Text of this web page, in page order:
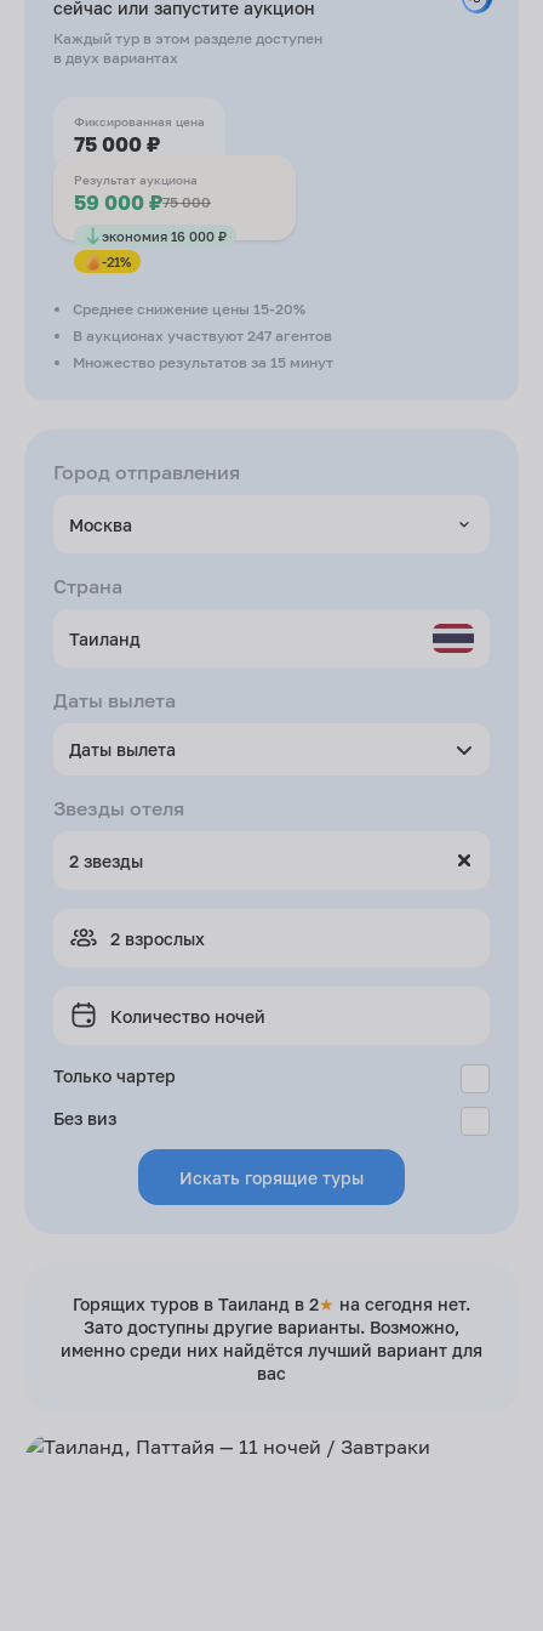
сейчас или запустите аукцион
Каждый тур в этом разделе доступен
в двух вариантах
Фиксированная цена
75 000 ₽
Результат аукциона
59 000 ₽75 000
экономия 16 000 ₽
-21%
Среднее снижение цены 15-20%
В аукционах участвуют 247 агентов
Множество результатов за 15 минут
Город отправления
Страна
Даты вылета
Даты вылета
Звезды отеля
2 взрослых
Количество ночей
Только чартер
Без виз
Искать горящие туры
Горящих туров в Таиланд в 2★ на сегодня нет.
Зато доступны другие варианты. Возможно,
именно среди них найдётся лучший вариант для
вас